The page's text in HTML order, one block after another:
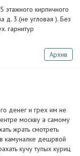
кирпичного
д. 3.(не угловая ). Без
гарнитур
Архив
денег и грех им не
москву а самому
жрать смотреть
камуналке дешрвой
кучу тупых куриц